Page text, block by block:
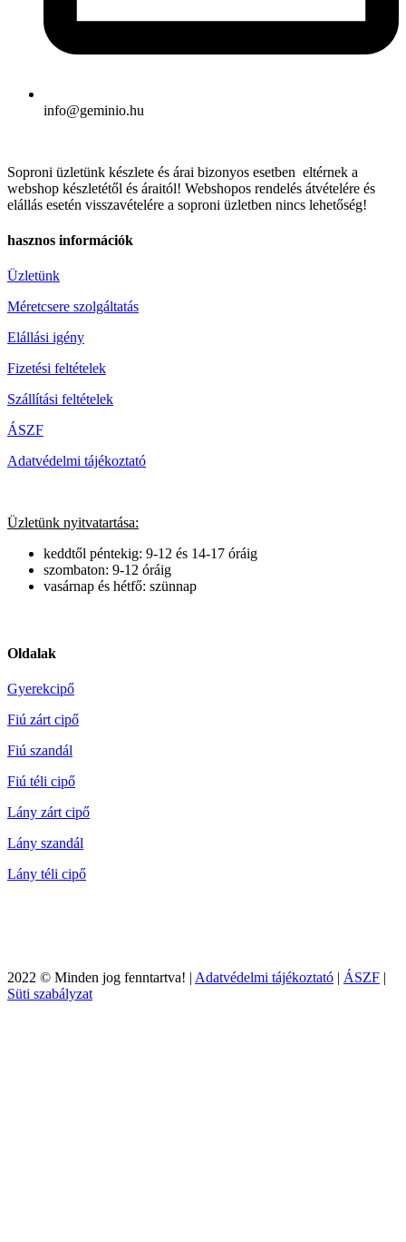
info@geminio.hu
Soproni üzletünk készlete és árai bizonyos esetben eltérnek a
webshop készletétől és áraitól! Webshopos rendelés átvételére és
elállás esetén visszavételére a soproni üzletben nincs lehetőség!
hasznos információk
Üzletünk
Méretcsere szolgáltatás
Elállási igény
Fizetési feltételek
Szállítási feltételek
ÁSZF
Adatvédelmi tájékoztató
Üzletünk nyitvatartása:
keddtől péntekig: 9-12 és 14-17 óráig
szombaton: 9-12 óráig
vasárnap és hétfő: szünnap
Oldalak
Gyerekcipő
Fiú zárt cipő
Fiú szandál
Fiú téli cipő
Lány zárt cipő
Lány szandál
Lány téli cipő
2022 © Minden jog fenntartva! | Adatvédelmi tájékoztató | ÁSZF |
Süti szabályzat